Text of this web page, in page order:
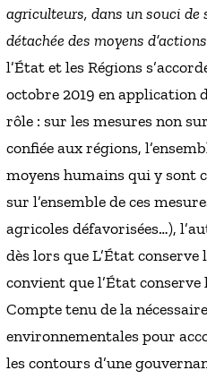
agriculteurs, dans un souci
détachée des moyens
l’État et les Régions
octobre 2019 en application
rôle : sur les mesures non
confiée aux régions,
moyens humains qui y sont
sur l’ensemble de ces
agricoles défavorisées…),
dès lors que L’État
convient que l’État
Compte tenu de la
environnementales pour
les contours d’une